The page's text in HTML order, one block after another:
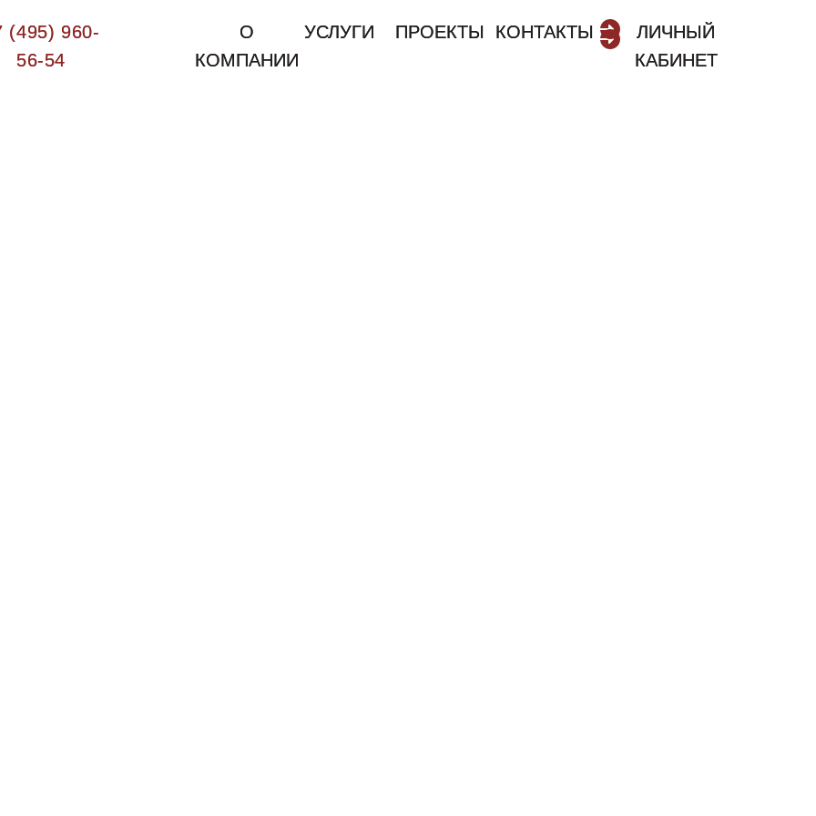
О
КОМПАНИИ
УСЛУГИ ПРОЕКТЫ КОНТАКТЫ
ЛИЧНЫЙ
КАБИНЕТ
(495) 960-
56-54
О
КОМПАНИИ
УСЛУГИ ПРОЕКТЫ КОНТАКТЫ
ЛИЧНЫЙ
КАБИНЕТ
(495) 960-
56-54